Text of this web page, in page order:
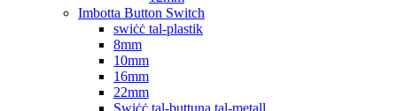
Imbotta Button Switch
swiċċ tal-plastik
8mm
10mm
16mm
22mm
Swiċċ tal-buttuna tal-metall